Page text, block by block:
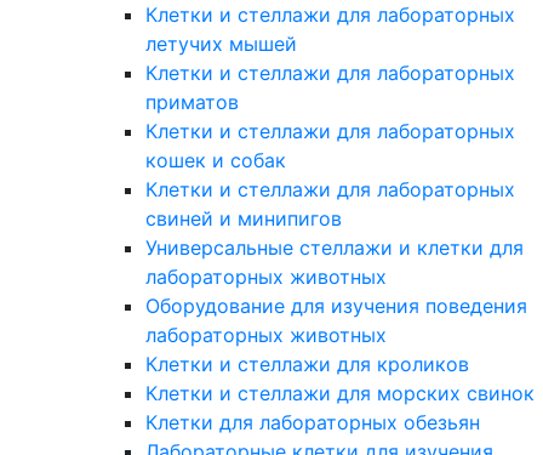
Клетки и стеллажи для лабораторных
летучих мышей
Клетки и стеллажи для лабораторных
приматов
Клетки и стеллажи для лабораторных
кошек и собак
Клетки и стеллажи для лабораторных
свиней и минипигов
Универсальные стеллажи и клетки для
лабораторных животных
Оборудование для изучения поведения
лабораторных животных
Клетки и стеллажи для кроликов
Клетки и стеллажи для морских свинок
Клетки для лабораторных обезьян